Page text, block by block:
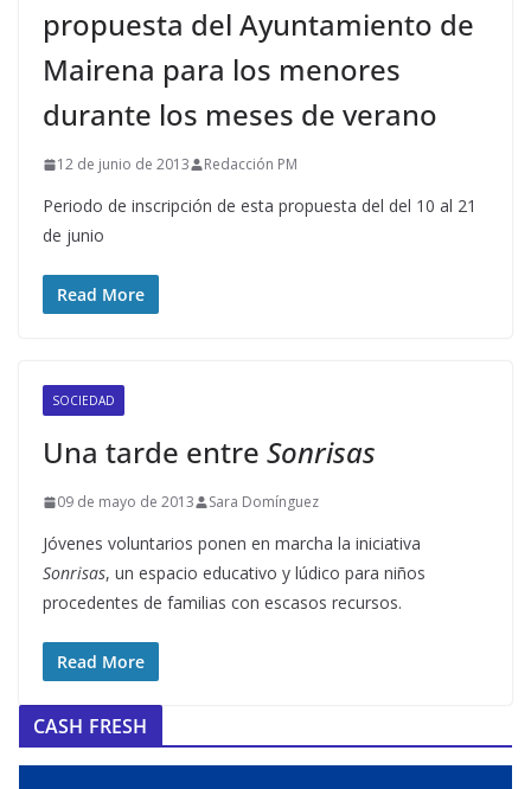
propuesta del Ayuntamiento de
Mairena para los menores
durante los meses de verano
12 de junio de 2013 Redacción PM
Periodo de inscripción de esta propuesta del del 10 al 21
de junio
Read More
SOCIEDAD
Una tarde entre Sonrisas
09 de mayo de 2013 Sara Domínguez
Jóvenes voluntarios ponen en marcha la iniciativa
Sonrisas, un espacio educativo y lúdico para niños
procedentes de familias con escasos recursos.
Read More
CASH FRESH